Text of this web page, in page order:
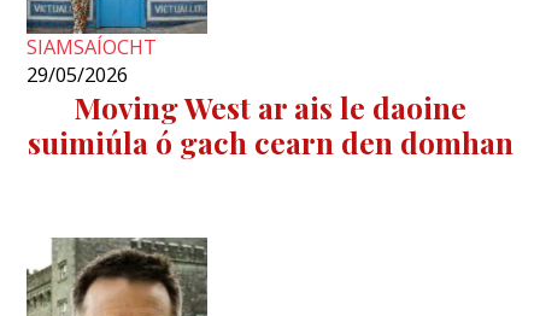
SIAMSAÍOCHT
29/05/2026
Moving West ar ais le daoine
suimiúla ó gach cearn den domhan